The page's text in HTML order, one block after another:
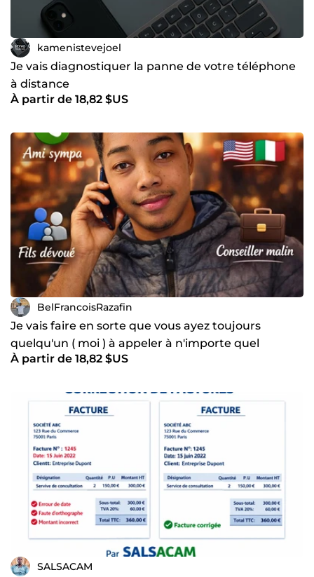
kamenistevejoel
Je vais diagnostiquer la panne de votre téléphone
à distance
À partir de 18,82 $US
BelFrancoisRazafin
Je vais faire en sorte que vous ayez toujours
quelqu'un ( moi ) à appeler à n'importe quel
moment
À partir de 18,82 $US
SALSACAM